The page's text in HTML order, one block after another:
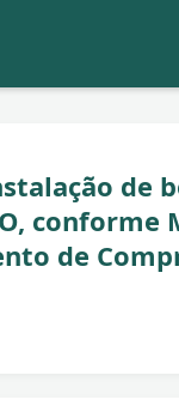
de
conforme
de